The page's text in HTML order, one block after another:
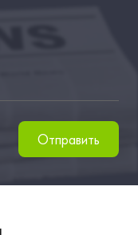
Отправить